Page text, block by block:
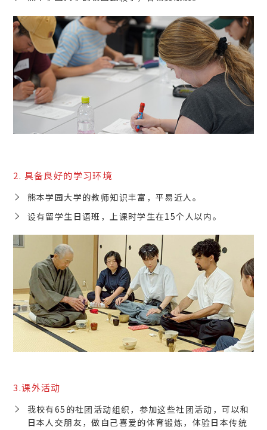
2. 具备良好的学习环境
熊本学园大学的教师知识丰富，平易近人。
设有留学生日语班，上课时学生在15个人以内。
3.课外活动
我校有65的社团活动组织，参加这些社团活动，可以和
日本人交朋友，做自己喜爱的体育锻炼，体验日本传统